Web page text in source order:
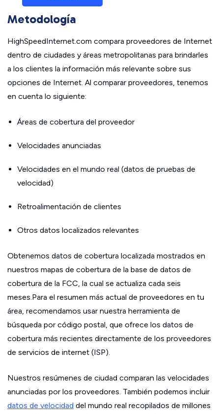
Metodología
HighSpeedInternet.com compara proveedores de Internet
dentro de ciudades y áreas metropolitanas para brindarles
a los clientes la información más relevante sobre sus
opciones de Internet. Al comparar proveedores, tenemos
en cuenta lo siguiente:
Áreas de cobertura del proveedor
Velocidades anunciadas
Velocidades en el mundo real (datos de pruebas de
velocidad)
Retroalimentación de clientes
Otros datos localizados relevantes
Obtenemos datos de cobertura localizada mostrados en
nuestros mapas de cobertura de la base de datos de
cobertura de la FCC, la cual se actualiza cada seis
meses.Para el resumen más actual de proveedores en tu
área, recomendamos usar nuestra herramienta de
búsqueda por código postal, que ofrece los datos de
cobertura más recientes directamente de los proveedores
de servicios de internet (ISP).
Nuestros resúmenes de ciudad comparan las velocidades
anunciadas por los proveedores. También podemos incluir
datos de velocidad del mundo real recopilados de millones